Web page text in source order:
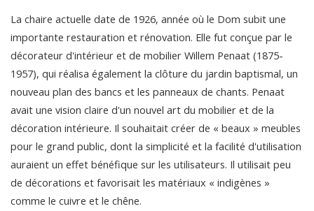
La chaire actuelle date de 1926, année où le Dom subit une
importante restauration et rénovation. Elle fut conçue par le
décorateur d'intérieur et de mobilier Willem Penaat (1875-
1957), qui réalisa également la clôture du jardin baptismal, un
nouveau plan des bancs et les panneaux de chants. Penaat
avait une vision claire d'un nouvel art du mobilier et de la
décoration intérieure. Il souhaitait créer de « beaux » meubles
pour le grand public, dont la simplicité et la facilité d'utilisation
auraient un effet bénéfique sur les utilisateurs. Il utilisait peu
de décorations et favorisait les matériaux « indigènes »
comme le cuivre et le chêne.